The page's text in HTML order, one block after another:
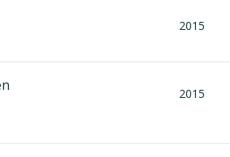
2015
2015